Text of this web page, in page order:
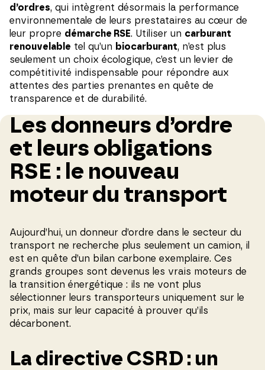
d’ordres, qui intègrent désormais la performance
environnementale de leurs prestataires au cœur de
leur propre démarche RSE. Utiliser un carburant
renouvelable tel qu’un biocarburant, n’est plus
seulement un choix écologique, c’est un levier de
compétitivité indispensable pour répondre aux
attentes des parties prenantes en quête de
transparence et de durabilité.
Les donneurs d’ordre
et leurs obligations
RSE : le nouveau
moteur du transport
Aujourd’hui, un donneur d’ordre dans le secteur du
transport ne recherche plus seulement un camion, il
est en quête d’un bilan carbone exemplaire. Ces
grands groupes sont devenus les vrais moteurs de
la transition énergétique : ils ne vont plus
sélectionner leurs transporteurs uniquement sur le
prix, mais sur leur capacité à prouver qu’ils
décarbonent.
La directive CSRD : un